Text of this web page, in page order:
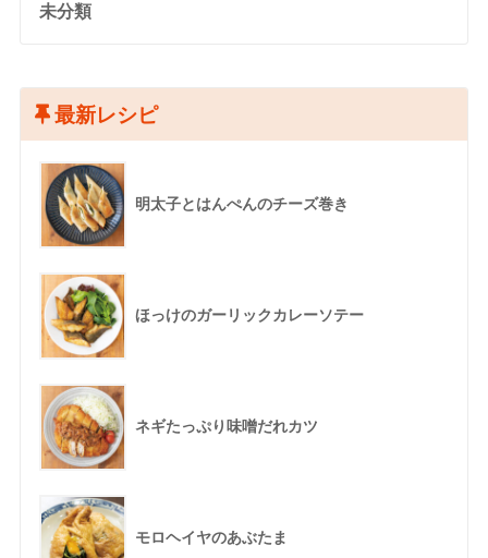
未分類
最新レシピ
明太子とはんぺんのチーズ巻き
ほっけのガーリックカレーソテー
ネギたっぷり味噌だれカツ
モロヘイヤのあぶたま